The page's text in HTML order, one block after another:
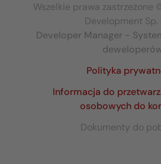
Wszelkie prawa zastrzeżone
Development Sp.
Developer Manager -
Polityka
Informacja do
osobowych do
Dokumenty do